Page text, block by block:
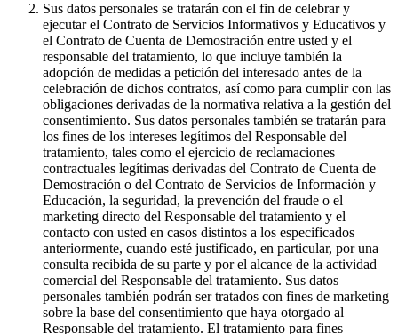
Sus datos personales se tratarán con el fin de celebrar y
ejecutar el Contrato de Servicios Informativos y Educativos y
el Contrato de Cuenta de Demostración entre usted y el
responsable del tratamiento, lo que incluye también la
adopción de medidas a petición del interesado antes de la
celebración de dichos contratos, así como para cumplir con las
obligaciones derivadas de la normativa relativa a la gestión del
consentimiento. Sus datos personales también se tratarán para
los fines de los intereses legítimos del Responsable del
tratamiento, tales como el ejercicio de reclamaciones
contractuales legítimas derivadas del Contrato de Cuenta de
Demostración o del Contrato de Servicios de Información y
Educación, la seguridad, la prevención del fraude o el
marketing directo del Responsable del tratamiento y el
contacto con usted en casos distintos a los especificados
anteriormente, cuando esté justificado, en particular, por una
consulta recibida de su parte y por el alcance de la actividad
comercial del Responsable del tratamiento. Sus datos
personales también podrán ser tratados con fines de marketing
sobre la base del consentimiento que haya otorgado al
Responsable del tratamiento. El tratamiento para fines